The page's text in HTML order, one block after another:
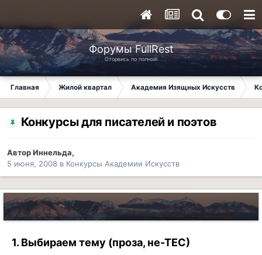
Форумы FullRest
Оторвись по полной!
Главная Жилой квартал Академия Изящных Искусств
Конкурсы для писателей и поэтов
АвторИннельда,
5 июня, 2008 в Конкурсы Академии Искусств
1. Выбираем тему (проза, не-ТЕС)